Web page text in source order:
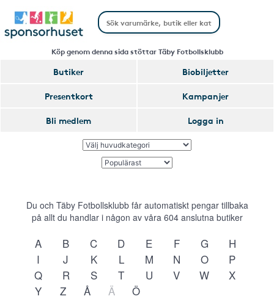
Köp genom denna sida stöttar Täby Fotbollsklubb
Butiker
Biobiljetter
Presentkort
Kampanjer
Bli medlem
Logga in
Du och Täby Fotbollsklubb får automatiskt pengar tillbaka
på allt du handlar i någon av våra 604anslutna butiker
A B C D E F G
H
I
J K L M N O
P
Q
R S T U V W
X
Y
Z Å Ä Ö